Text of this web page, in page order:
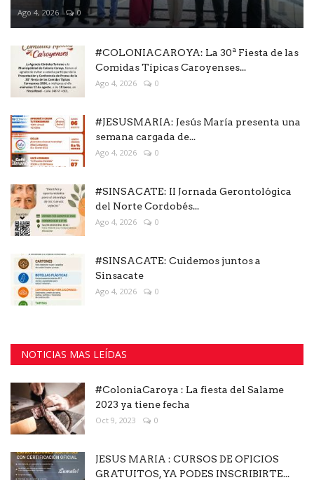
Ago 4, 2026 0
#COLONIACAROYA: La 30ª Fiesta de las
Comidas Típicas Caroyenses...
Ago 4, 2026 0
#JESUSMARIA: Jesús María presenta una
semana cargada de...
Ago 4, 2026 0
#SINSACATE: II Jornada Gerontológica
del Norte Cordobés...
Ago 4, 2026 0
#SINSACATE: Cuidemos juntos a
Sinsacate
Ago 4, 2026 0
NOTICIAS MAS LEÍDAS
#ColoniaCaroya : La fiesta del Salame
2023 ya tiene fecha
Oct 9, 2023 0
JESUS MARIA : CURSOS DE OFICIOS
GRATUITOS, YA PODES INSCRIBIRTE...